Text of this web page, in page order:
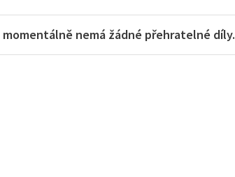
nemá žádné přehratelné díly.